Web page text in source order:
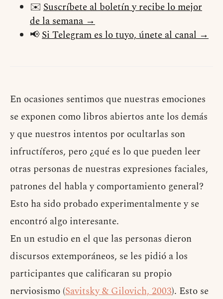
✉️ Suscríbete al boletín y recibe lo mejor
de la semana →
📢Si Telegram es lo tuyo, únete al canal →
En ocasiones sentimos que nuestras emociones
se exponen como libros abiertos ante los demás
y que nuestros intentos por ocultarlas son
infructíferos, pero ¿qué es lo que pueden leer
otras personas de nuestras expresiones faciales,
patrones del habla y comportamiento general?
Esto ha sido probado experimentalmente y se
encontró algo interesante.
En un estudio en el que las personas dieron
discursos extemporáneos, se les pidió a los
participantes que calificaran su propio
nerviosismo (Savitsky & Gilovich, 2003). Esto se